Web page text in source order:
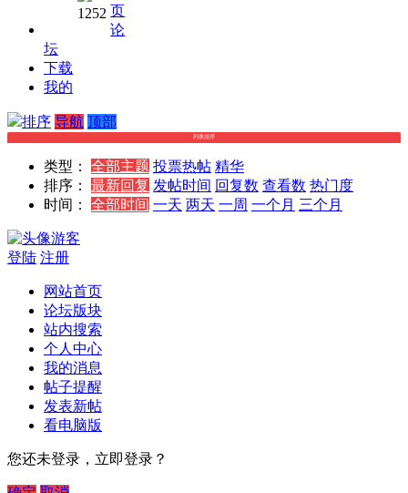
子的
收售
问题
～
1252页
论
坛
下载
我的
排序 导航 顶部
列表排序
类型： 全部主题 投票热帖 精华
排序：
最新回复 发帖时间 回复数 查看数 热门度
时间：
全部时间 一天 两天 一周 一个月 三个月
游客
登陆 注册
网站首页
论坛版块
站内搜索
个人中心
我的消息
帖子提醒
发表新帖
看电脑版
您还未登录，立即登录？